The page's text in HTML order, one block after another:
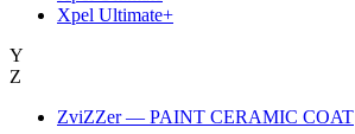
Xpel Ultimate+
Y
Z
ZviZZer — PAINT CERAMIC COAT